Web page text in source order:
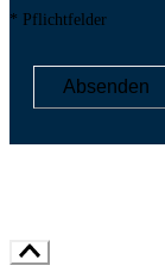
* Pflichtfelder
Absenden